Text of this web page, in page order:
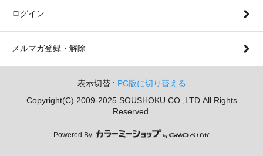
ログイン
メルマガ登録・解除
表示切替 : PC版に切り替える
Copyright(C) 2009-2025 SOUSHOKU.CO.,LTD.All Rights
Reserved.
Powered By